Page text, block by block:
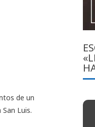
de un
San Luis.